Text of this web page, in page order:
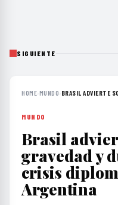
SIGUIENTE
HOME›MUNDO› BRASIL ADVIERTE
MUNDO
Brasil
gravedad y
crisis
Argentina